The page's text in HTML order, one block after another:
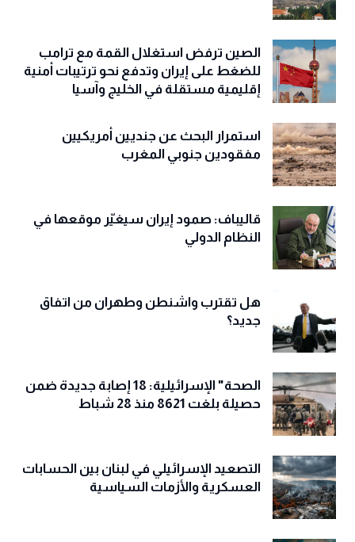
الصين ترفض استغلال القمة مع ترامب
للضغط على إيران وتدفع نحو ترتيبات أمنية
إقليمية مستقلة في الخليج وآسيا
استمرار البحث عن جنديين أمريكيين
مفقودين جنوبي المغرب
قاليباف: صمود إيران سيغيّر موقعها في
النظام الدولي
هل تقترب واشنطن وطهران من اتفاق
جديد؟
الصحة" الإسرائيلية: 18 إصابة جديدة ضمن
حصيلة بلغت 8621 منذ 28 شباط
التصعيد الإسرائيلي في لبنان بين الحسابات
العسكرية والأزمات السياسية